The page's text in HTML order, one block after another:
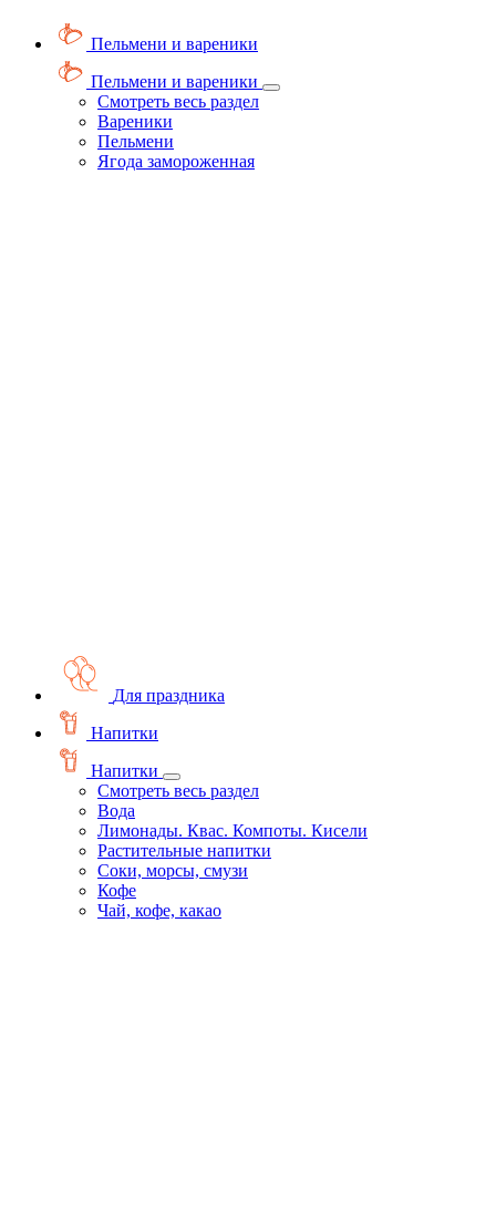
Пельмени и вареники
Пельмени и вареники
Смотреть весь раздел
Вареники
Пельмени
Ягода замороженная
Для праздника
Напитки
Напитки
Смотреть весь раздел
Вода
Лимонады. Квас. Компоты. Кисели
Растительные напитки
Соки, морсы, смузи
Кофе
Чай, кофе, какао